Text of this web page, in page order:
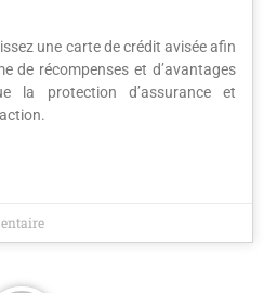
une carte de crédit avisée afin
de récompenses et d’avantages
la protection d’assurance et